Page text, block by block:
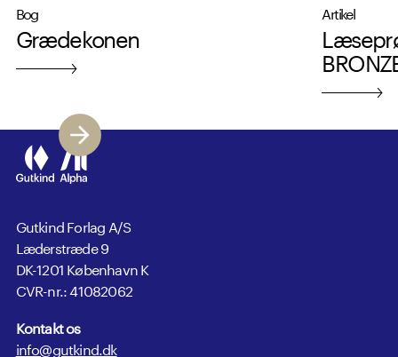
Bog
Grædekonen
Artikel
Gutkind Forlag A/S
Læderstræde 9
DK-1201 København K
CVR-nr.: 41082062
Kontakt os
info@gutkind.dk